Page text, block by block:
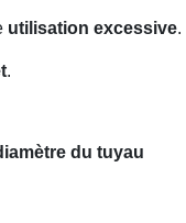
utilisation excessive.
.
du tuyau